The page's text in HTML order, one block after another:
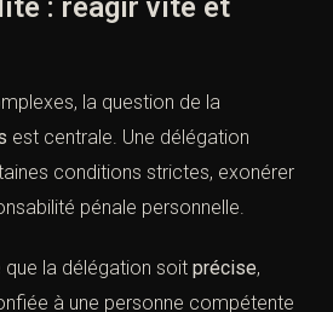
représentant mis en cause.
et délégation